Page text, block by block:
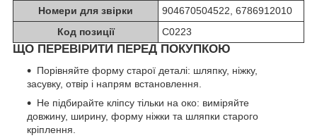
Номери для звірки
904670504522, 6786912010
Код позиції
C0223
ЩО ПЕРЕВІРИТИ ПЕРЕД ПОКУПКОЮ
Порівняйте форму старої деталі: шляпку, ніжку,
засувку, отвір і напрям встановлення.
Не підбирайте кліпсу тільки на око: виміряйте
довжину, ширину, форму ніжки та шляпки старого
кріплення.